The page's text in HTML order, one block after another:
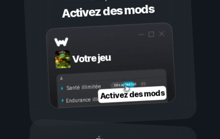
Activez des mods
Votre jeu
Activé
Désactivé
Santé illimitée
Endurance illimitéeActivez des mods